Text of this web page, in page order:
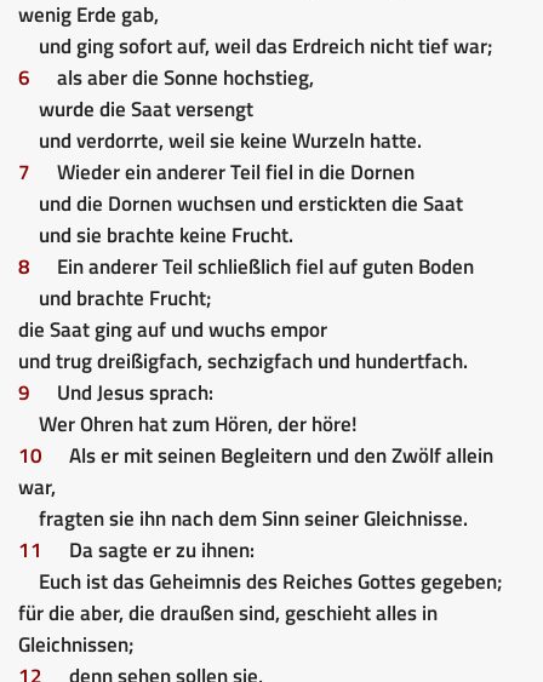
wenig Erde gab,
und ging sofort auf, weil das Erdreich nicht tief war;
6
als aber die Sonne hochstieg,
wurde die Saat versengt
und verdorrte, weil sie keine Wurzeln hatte.
7
Wieder ein anderer Teil fiel in die Dornen
und die Dornen wuchsen und erstickten die Saat
und sie brachte keine Frucht.
8
Ein anderer Teil schließlich fiel auf guten Boden
und brachte Frucht;
die Saat ging auf und wuchs empor
und trug dreißigfach, sechzigfach und hundertfach.
9
Und Jesus sprach:
Wer Ohren hat zum Hören, der höre!
10
Als er mit seinen Begleitern und den Zwölf allein
war,
fragten sie ihn nach dem Sinn seiner Gleichnisse.
11
Da sagte er zu ihnen:
Euch ist das Geheimnis des Reiches Gottes gegeben;
für die aber, die draußen sind, geschieht alles in
Gleichnissen;